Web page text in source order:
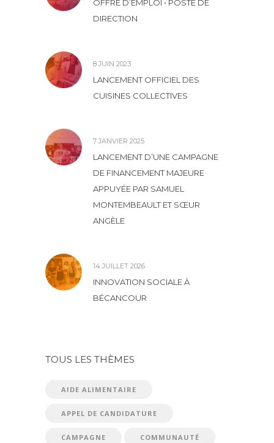
OFFRE D’EMPLOI • POSTE DE
DIRECTION
8 JUIN 2023
LANCEMENT OFFICIEL DES
CUISINES COLLECTIVES
7 JANVIER 2025
LANCEMENT D’UNE CAMPAGNE
DE FINANCEMENT MAJEURE
APPUYÉE PAR SAMUEL
MONTEMBEAULT ET SŒUR
ANGÈLE
14 JUILLET 2026
INNOVATION SOCIALE À
BÉCANCOUR
TOUS LES THÈMES
AIDE ALIMENTAIRE
APPEL DE CANDIDATURE
CAMPAGNE COMMUNAUTÉ